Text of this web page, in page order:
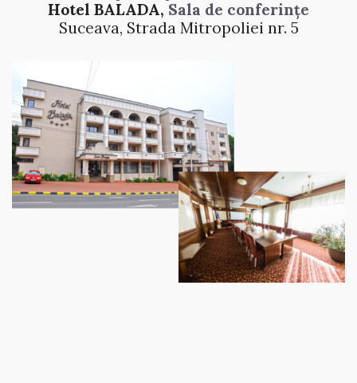
Hotel BALADA, Sala de conferințe
Suceava, Strada Mitropoliei nr. 5